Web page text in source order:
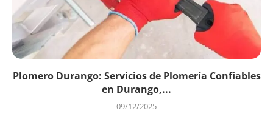
Plomero Durango: Servicios de Plomería Confiables
en Durango,...
09/12/2025